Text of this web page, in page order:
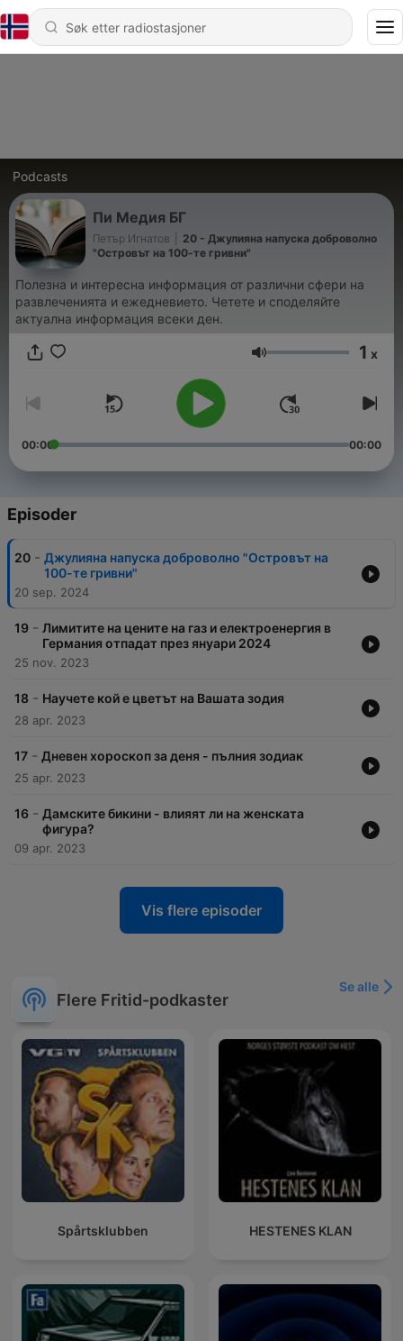
Podcasts
Пи Медия БГ
Петър Игнатов
20 - Джулияна напуска доброволно
"Островът на 100-те гривни"
Полезна и интересна информация от различни сфери на
развлеченията и ежедневието. Четете и споделяйте
актуална информация всеки ден.
Volum 1 x
00:00 00:00
Episoder
20 - Джулияна напуска доброволно "Островът на
100-те гривни"
20 sep. 2024
19 - Лимитите на цените на газ и електроенергия в
Германия отпадат през януари 2024
25 nov. 2023
18 - Научете кой е цветът на Вашата зодия
28 apr. 2023
17 - Дневен хороскоп за деня - пълния зодиак
25 apr. 2023
16 - Дамските бикини - влияят ли на женската
фигура?
09 apr. 2023
Vis flere episoder
Flere Fritid-podkaster
Se alle
Spårtsklubben HESTENES KLAN